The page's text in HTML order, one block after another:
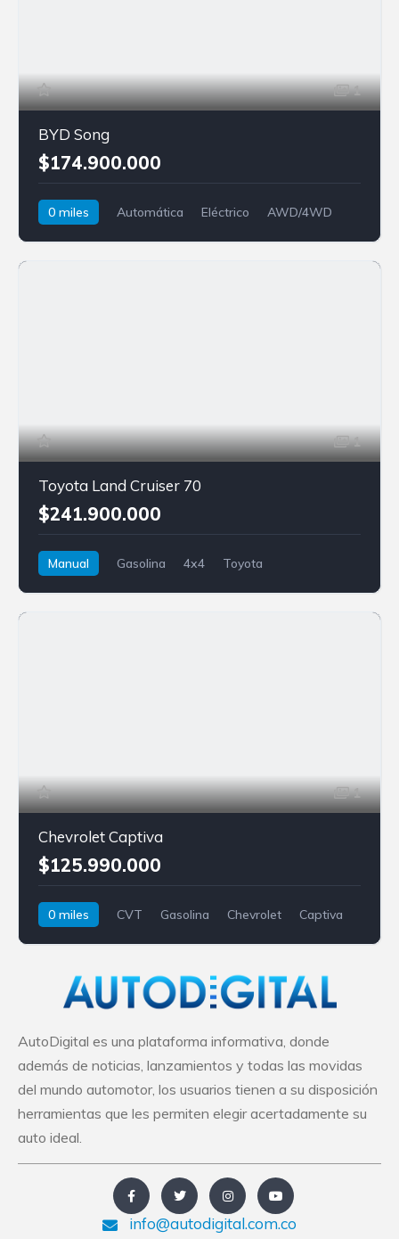
1
BYD Song
$174.900.000
0 miles Automática Eléctrico
AWD/4WD
1
Toyota Land Cruiser 70
$241.900.000
Manual Gasolina 4x4
Toyota
1
Chevrolet Captiva
$125.990.000
0 miles CVT Gasolina Chevrolet Captiva
AutoDigital es una plataforma informativa, donde
además de noticias, lanzamientos y todas las movidas
del mundo automotor, los usuarios tienen a su disposición
herramientas que les permiten elegir acertadamente su
auto ideal.
info@autodigital.com.co